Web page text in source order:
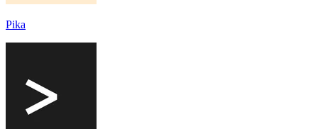
Pika